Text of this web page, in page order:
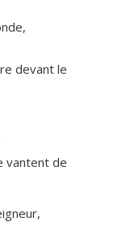
devant le
vantent de